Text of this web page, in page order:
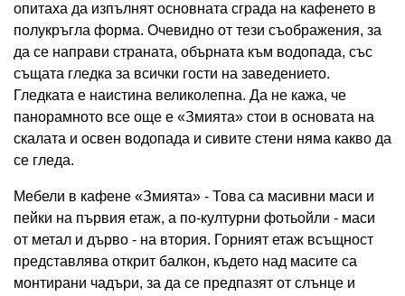
опитаха да изпълнят основната сграда на кафенето в
полукръгла форма. Очевидно от тези съображения, за
да се направи страната, обърната към водопада, със
същата гледка за всички гости на заведението.
Гледката е наистина великолепна. Да не кажа, че
панорамното все още е «Змията» стои в основата на
скалата и освен водопада и сивите стени няма какво да
се гледа.
Мебели в кафене «Змията» - Това са масивни маси и
пейки на първия етаж, а по-културни фотьойли - маси
от метал и дърво - на втория. Горният етаж всъщност
представлява открит балкон, където над масите са
монтирани чадъри, за да се предпазят от слънце и